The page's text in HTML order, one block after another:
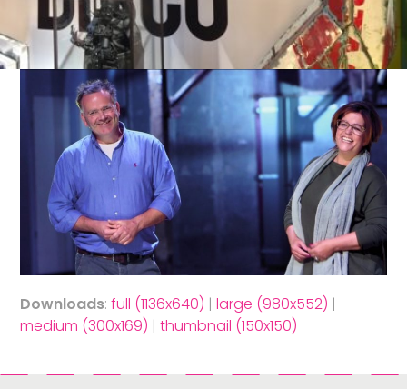
Downloads:full (1136x640) |large (980x552) |
medium (300x169) |thumbnail (150x150)